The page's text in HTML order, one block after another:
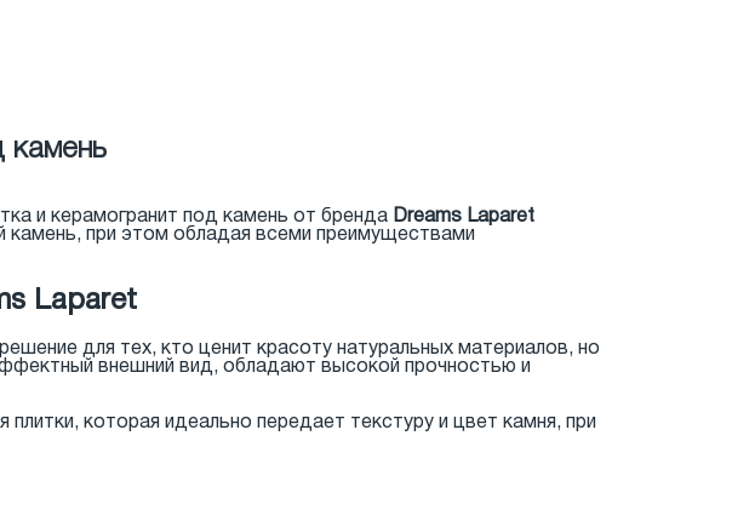
камень
и керамогранит под камень от бренда Dreams Laparet
при этом обладая всеми преимуществами
Laparet
для тех, кто ценит красоту натуральных материалов, но
внешний вид, обладают высокой прочностью и
которая идеально передает текстуру и цвет камня, при